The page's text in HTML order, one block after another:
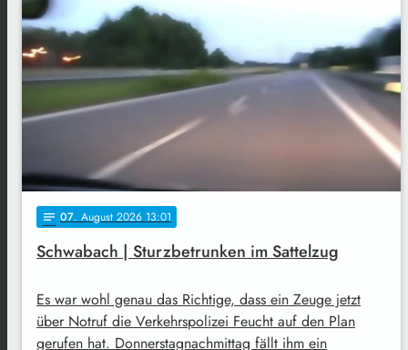
notes 07. August 2026 13:01
Schwabach | Sturzbetrunken im Sattelzug
Es war wohl genau das Richtige, dass ein Zeuge jetzt
über Notruf die Verkehrspolizei Feucht auf den Plan
gerufen hat. Donnerstagnachmittag fällt ihm ein